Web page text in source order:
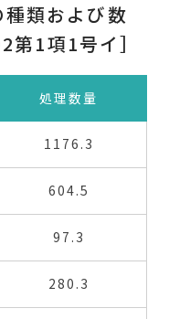
類および数
1項1号イ］
処理数量
1176.3
604.5
97.3
280.3